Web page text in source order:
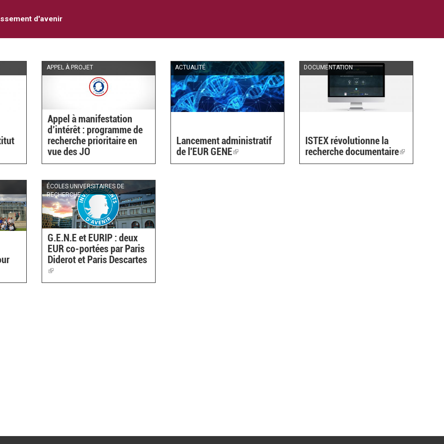
d'avenir
APPEL À PROJET
Appel à manifestation
d’intérêt : programme de
recherche prioritaire en
vue des JO
ACTUALITÉ
Lancement administratif
de l'EUR GENE(link
is
DOCUMENTATION
ISTEX révolutionne la
recherche documentaire(link
is
ÉCOLES UNIVERSITAIRES DE
RECHERCHE
G.E.N.E et EURIP : deux
EUR co-portées par Paris
Diderot et Paris Descartes
(link
is